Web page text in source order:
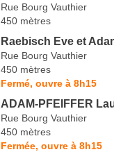
Rue Bourg Vauthier
450 mètres
Raebisch Eve et
Rue Bourg Vauthier
450 mètres
Fermé, ouvre à 8h15
ADAM-PFEIFFER
Rue Bourg Vauthier
450 mètres
Fermée, ouvre à 8h15